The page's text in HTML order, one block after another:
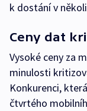
k dostání v
Ceny dat
Vysoké ceny za
minulosti
Konkurenci,
čtvrtého